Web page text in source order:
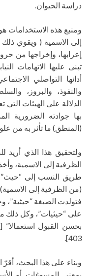
دراسة الحيوان.
ومنبع هذه الاستخدامات
إلى الاسمية ( ويقوي
إعرابها، وإخراجها من
تبنى عليها الاتهامات
أدائها التواصلي
والنفوذ، والبروز،
الدلالة على الهيئات
بها جوادته الضرورية
(المنطق) ما تأثر به من
ولتحقيق هذا الذي
الظرفية إلى الاسمية،
طريق النسب إلى “حيث”
(من الظرفية إلى
فتولدت الصيغة “حيثية”،
على “حيثيات”، وكل ذلك
403].
وبناء على هذا البحث،